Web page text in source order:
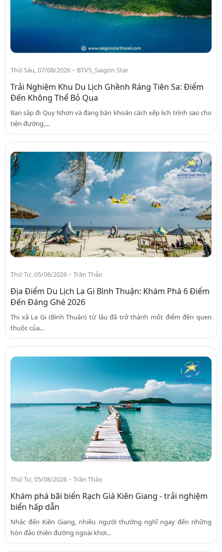
Thứ Sáu, 07/08/2026 - BTV5_Saigon Star
Trải Nghiệm Khu Du Lịch Ghềnh Ráng Tiên Sa: Điểm
Đến Không Thể Bỏ Qua
Bạn sắp đi Quy Nhơn và đang băn khoăn cách xếp lịch trình sao cho
tiện đường,...
Thứ Tư, 05/08/2026 - Trần Thảo
Địa Điểm Du Lịch La Gi Bình Thuận: Khám Phá 6 Điểm
Đến Đáng Ghé 2026
Thị xã La Gi (Bình Thuận) từ lâu đã trở thành một điểm đến quen
thuộc của...
Thứ Tư, 05/08/2026 - Trần Thảo
Khám phá bãi biển Rạch Giá Kiên Giang - trải nghiệm
biển hấp dẫn
Nhắc đến Kiên Giang, nhiều người thường nghĩ ngay đến những
hòn đảo thiên đường ngoài khơi...